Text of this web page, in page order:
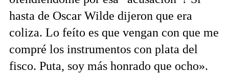
hasta de Oscar Wilde dijeron que era
coliza. Lo feíto es que vengan con que me
compré los instrumentos con plata del
fisco. Puta, soy más honrado que ocho».